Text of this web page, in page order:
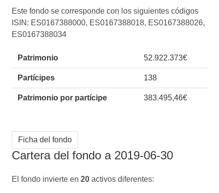
Este fondo se corresponde con los siguientes códigos
ISIN: ES0167388000, ES0167388018, ES0167388026,
ES0167388034
Patrimonio 52.922.373€
Partícipes 138
Patrimonio por partícipe 383.495,46€
Ficha del fondo
Cartera del fondo a 2019-06-30
El fondo invierte en 20 activos diferentes: